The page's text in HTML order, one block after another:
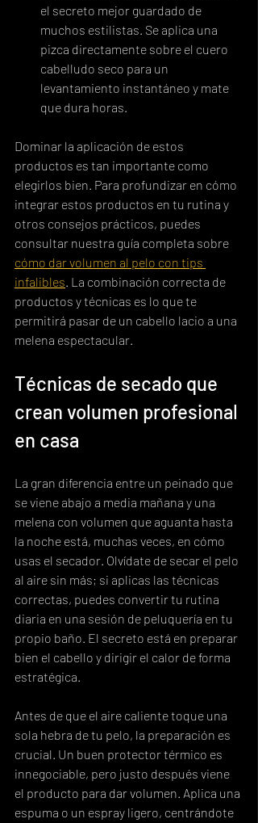
el secreto mejor guardado de
muchos estilistas. Se aplica una
pizca directamente sobre el cuero
cabelludo seco para un
levantamiento instantáneo y mate
que dura horas.
Dominar la aplicación de estos
productos es tan importante como
elegirlos bien. Para profundizar en cómo
integrar estos productos en tu rutina y
otros consejos prácticos, puedes
consultar nuestra guía completa sobre
cómo dar volumen al pelo con tips
infalibles. La combinación correcta de
productos y técnicas es lo que te
permitirá pasar de un cabello lacio a una
melena espectacular.
Técnicas de secado que
crean volumen profesional
en casa
La gran diferencia entre un peinado que
se viene abajo a media mañana y una
melena con volumen que aguanta hasta
la noche está, muchas veces, en cómo
usas el secador. Olvídate de secar el pelo
al aire sin más; si aplicas las técnicas
correctas, puedes convertir tu rutina
diaria en una sesión de peluquería en tu
propio baño. El secreto está en preparar
bien el cabello y dirigir el calor de forma
estratégica.
Antes de que el aire caliente toque una
sola hebra de tu pelo, la preparación es
crucial. Un buen protector térmico es
innegociable, pero justo después viene
el producto para dar volumen. Aplica una
espuma o un espray ligero, centrándote